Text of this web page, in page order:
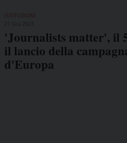
ISTITUZIONI
'Journalists matter', il
il lancio della
d'Europa